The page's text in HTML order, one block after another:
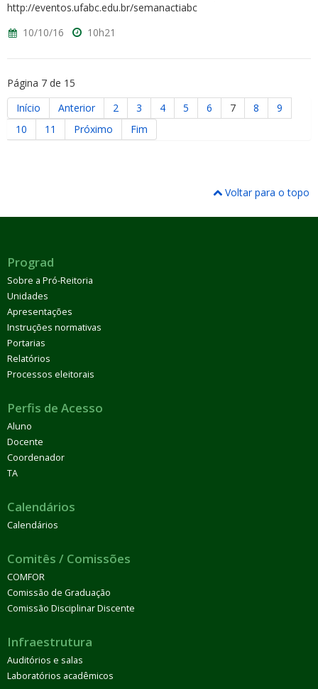
http://eventos.ufabc.edu.br/semanactiabc
10/10/16
10h21
Página 7 de 15
Início
Anterior 2 3 4 5 6 7 8
9
10
11 Próximo Fim
Voltar para o topo
Prograd
Sobre a Pró-Reitoria
Unidades
Apresentações
Instruções normativas
Portarias
Relatórios
Processos eleitorais
Perfis de Acesso
Aluno
Docente
Coordenador
TA
Calendários
Calendários
Comitês / Comissões
COMFOR
Comissão de Graduação
Comissão Disciplinar Discente
Infraestrutura
Auditórios e salas
Laboratórios acadêmicos